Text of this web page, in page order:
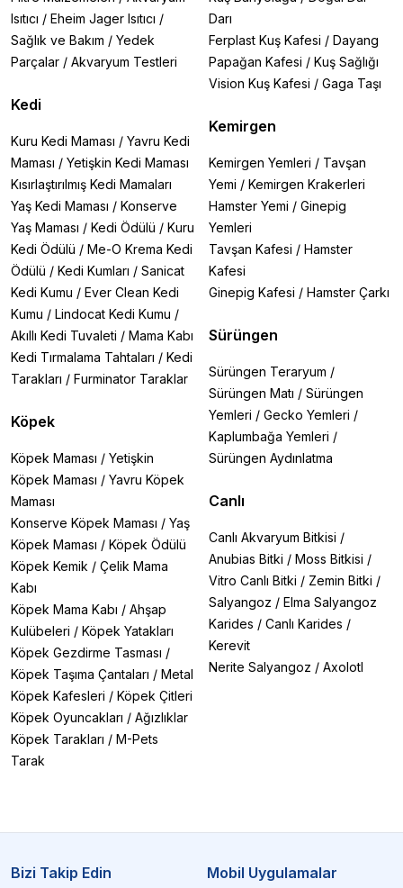
2. Renk Artırıcı Yemler
🔹 Shrimps Forever Red
– Kırmızı karidesler için
pigment desteği
🔹 Shrimps Forever Color
– Renk çeşitliliğini artıran
🔹 Astaxanthin Sticks
3. Bitkisel ve Mineral Destekli Yemler
Shrimps Forever Veggy Pellet
karışım
🔹 Shrimps Forever Mineral Powder– Kabuk
sertleştirici mineral takviyesi
🔹 Shrimps Forever Spinach Sticks
atıştırmalık
4. Doğal Yaprak ve Kozalaklar
🍂 Catappa Yaprağı – Doğal antibakteriyel etki
🍂 Kızılağaç Kozalağı– Sindirimi kolaylaştırır, suyu
doğal hale getirir
🍂 Casuarina Kozalağı– Karideslerin sevdiği doğal
Karides Yemi Seçerken Dikkat Edilmesi Gerekenler
✅ Karides Türü:
Neocaridina (Cherry, Blue Dream vb.)
veya Caridina (Crystal, Tiger vb.)
✅ İçerik:Yüksek bitkisel lif, düşük protein (aşırı protein
molting sorunu yaratabilir)
✅ Boyut:
Küçük taneli yemler yavru karidesler için ideal
için astaksantin içeren yemler
Karideslerinizi Nasıl Beslemelisiniz?
🔸 Az ve Sık:
, 2-3 saatte
tüketebilecekleri kadar
Farklı yemlerle besin dengesi sağlayın
🔸 Doğal Takviyeler:Catappa yaprağı ve kozalaklarla
destekleyin
🔸 Fazla Yem Vermeyin:Artan yemler su kalitesini
bozar
Sık Sorulan Sorular (SSS)
❓ "Karideslerim yemi yemiyor, ne yapmalıyım?"
→Yem çeşidini değiştirin
Yavru Yemi gibi).
renklendirebilirim?"
Isıtıcı / Eheim Jager Isıtıcı /
Sağlık ve Bakım / Yedek
Parçalar / Akvaryum Testleri
Kedi
Kuru Kedi Maması / Yavru Kedi
Maması / Yetişkin Kedi Maması
Kısırlaştırılmış Kedi Mamaları
Yaş Kedi Maması / Konserve
Yaş Maması / Kedi Ödülü / Kuru
Kedi Ödülü / Me-O Krema Kedi
Ödülü / Kedi Kumları / Sanicat
Kedi Kumu / Ever Clean Kedi
Kumu / Lindocat Kedi Kumu /
Akıllı Kedi Tuvaleti / Mama Kabı
Kedi Tırmalama Tahtaları / Kedi
Tarakları / Furminator Taraklar
Köpek
Köpek Maması / Yetişkin
Köpek Maması / Yavru Köpek
Maması
Konserve Köpek Maması / Yaş
Köpek Maması / Köpek Ödülü
Köpek Kemik / Çelik Mama
Kabı
Köpek Mama Kabı / Ahşap
Kulübeleri / Köpek Yatakları
Köpek Gezdirme Tasması /
Köpek Taşıma Çantaları / Metal
Köpek Kafesleri / Köpek Çitleri
Köpek Oyuncakları / Ağızlıklar
Köpek Tarakları / M-Pets
Tarak
Darı
Ferplast Kuş Kafesi / Dayang
Papağan Kafesi / Kuş Sağlığı
Vision Kuş Kafesi / Gaga Taşı
Kemirgen
Kemirgen Yemleri / Tavşan
Yemi / Kemirgen Krakerleri
Hamster Yemi / Ginepig
Yemleri
Tavşan Kafesi / Hamster
Kafesi
Ginepig Kafesi / Hamster Çarkı
Sürüngen
Sürüngen Teraryum /
Sürüngen Matı / Sürüngen
Yemleri / Gecko Yemleri /
Kaplumbağa Yemleri /
Sürüngen Aydınlatma
Canlı
Canlı Akvaryum Bitkisi /
Anubias Bitki / Moss Bitkisi /
Vitro Canlı Bitki / Zemin Bitki /
Salyangoz / Elma Salyangoz
Karides / Canlı Karides /
Kerevit
Nerite Salyangoz / Axolotl
Bizi Takip Edin Mobil Uygulamalar